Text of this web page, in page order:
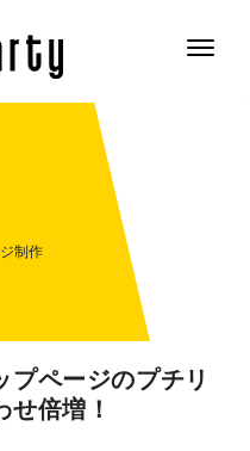
制作
プページのプチリ
倍増！